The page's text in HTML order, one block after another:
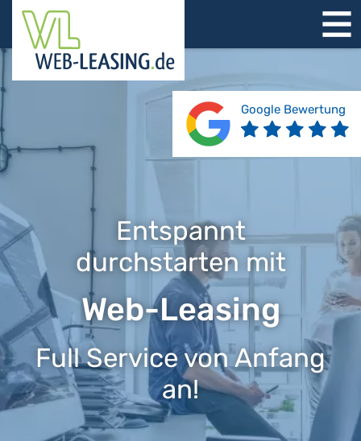
STARTSEITE
ÜBER UNS
PRODUKTE
REFERENZEN
BERATUNG
JOBS
KONTAKT
Entspannt
durchstarten mit
Web-Leasing
Full Service von Anfang
an!
Google Bewertung